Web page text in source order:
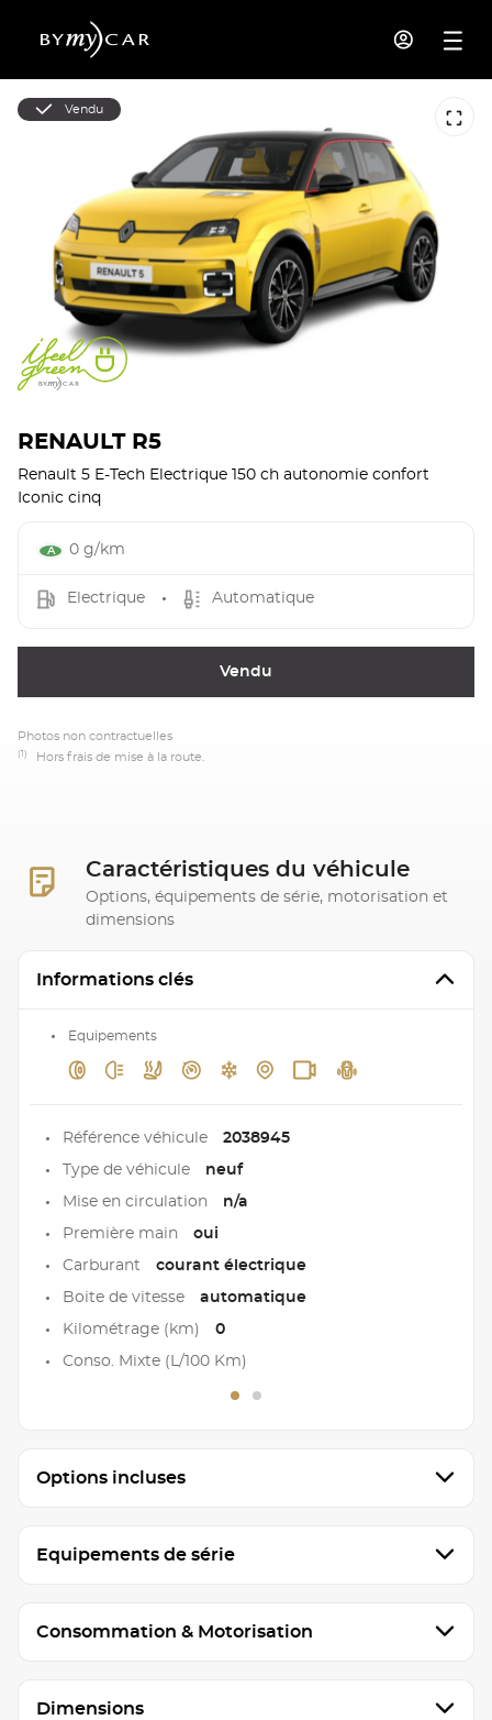
Vendu
RENAULT R5
Renault 5 E-Tech Electrique 150 ch autonomie confort
Iconic cinq
0 g/km
Electrique Automatique
Vendu
Photos non contractuelles
(1) Hors frais de mise à la route.
Caractéristiques du véhicule
Options, équipements de série, motorisation et
dimensions
Informations clés
Equipements
Référence véhicule 2038945
Type de véhicule neuf
Mise en circulation n/a
Première main oui
Carburant courant électrique
Boite de vitesse automatique
Kilométrage (km) 0
Conso. Mixte (L/100 Km)
Options incluses
Equipements de série
Consommation & Motorisation
Dimensions